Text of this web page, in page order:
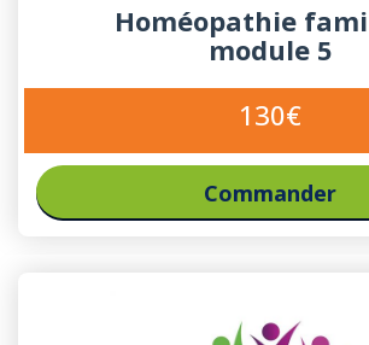
Homéopathie
module 5
130€
Commander